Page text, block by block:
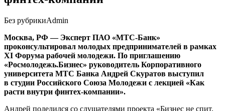
Без рубрикиAdmin
Москва, РФ — Эксперт ПАО «МТС-Банк»
проконсультировал молодых предпринимателей в рамках
XI Форума рабочей молодежи. По приглашению
«Росмолодежь.Бизнес» руководитель Корпоративного
университета МТС Банка Андрей Скуратов выступил
в студии Российского Союза Молодежи с лекцией «Как
расти внутри финтех-компании».
Андрей поделился со слушателями проекта «Бизнес не спит.